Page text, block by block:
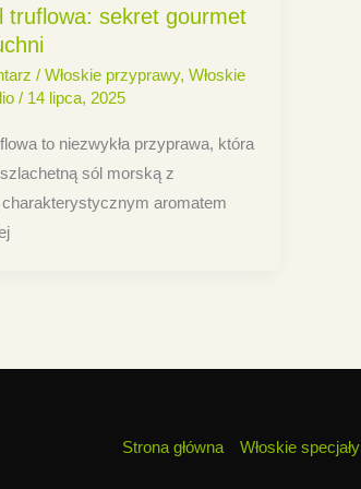
truflowa: sekret gourmet
/ Włoskie przyprawy, Włoskie
/ 14 lipca, 2025
to niezwykła przyprawa, która
sól morską z
aromatem
Strona główna Włoskie specjały